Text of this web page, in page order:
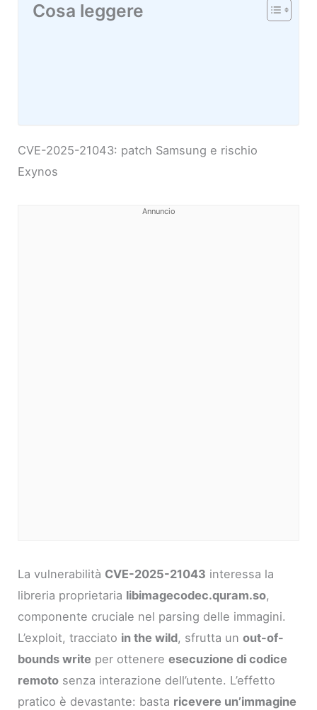
Cosa leggere
CVE-2025-21043: patch Samsung e rischio
Exynos
Annuncio
La vulnerabilità CVE-2025-21043 interessa la
libreria proprietaria libimagecodec.quram.so,
componente cruciale nel parsing delle immagini.
L’exploit, tracciato in the wild, sfrutta unout-of-
bounds write per ottenereesecuzione di codice
remoto senza interazione dell’utente. L’effetto
pratico è devastante: basta ricevere un’immagine